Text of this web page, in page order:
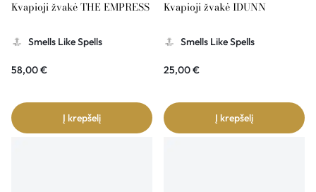
Kvapioji žvakė THE EMPRESS
Smells Like Spells
58,00€
Į krepšelį
Kvapioji žvakė IDUNN
Smells Like Spells
25,00€
Į krepšelį